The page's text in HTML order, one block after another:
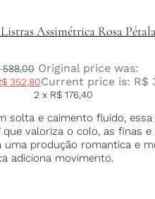
Assimétrica Rosa
588,00 Original price was:
352,80Current price is: R$
2 x R$ 176,40
solta e caimento fluido, essa
que valoriza o colo, as finas
uma produção romantica e
adiciona movimento.